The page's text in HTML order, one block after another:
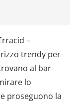
–
trendy per
al bar
lo
proseguono la